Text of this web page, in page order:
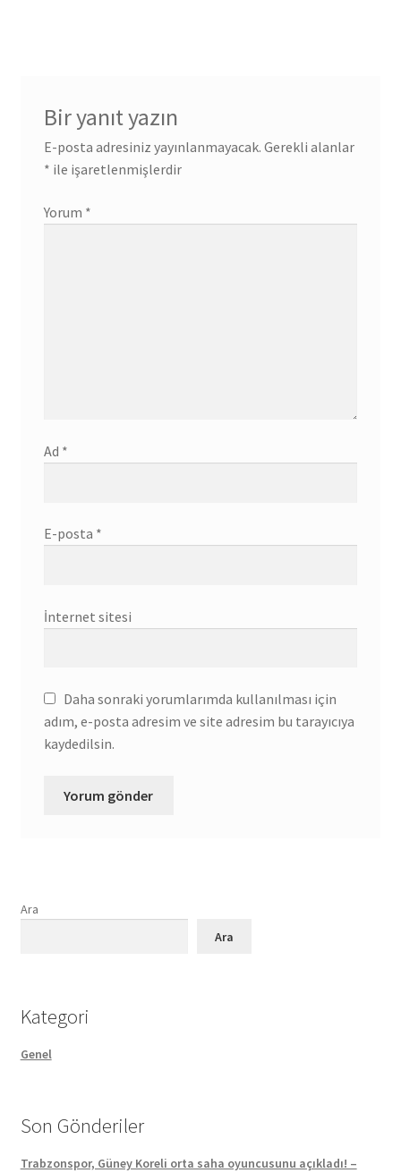
Bir yanıt yazın
E-posta adresiniz yayınlanmayacak. Gerekli alanlar
* ile işaretlenmişlerdir
Yorum *
Ad *
E-posta *
İnternet sitesi
Daha sonraki yorumlarımda kullanılması için
adım, e-posta adresim ve site adresim bu tarayıcıya
kaydedilsin.
Ara
Ara
Kategori
Genel
Son Gönderiler
Trabzonspor, Güney Koreli orta saha oyuncusunu açıkladı! –